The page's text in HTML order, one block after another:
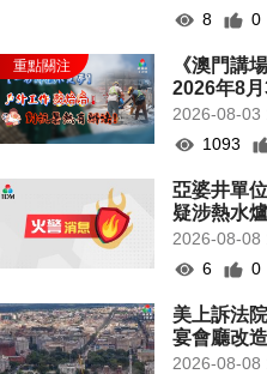
8
0
《澳門講
2026年8月
2026-08-03
1093
亞婆井單
疑涉熱水
2026-08-08
6
0
美上訴法
宴會廳改
2026-08-08